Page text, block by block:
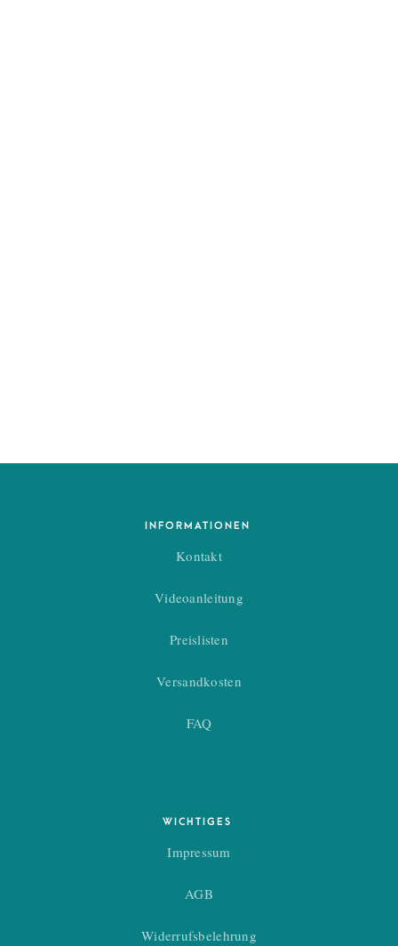
INFORMATIONEN
Kontakt
Videoanleitung
Preislisten
Versandkosten
FAQ
WICHTIGES
Impressum
AGB
Widerrufsbelehrung